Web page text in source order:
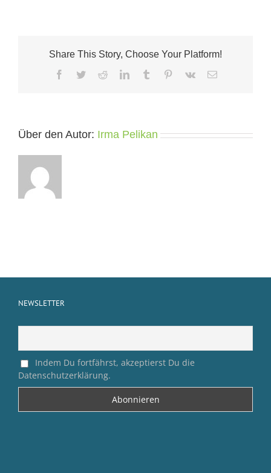
Share This Story, Choose Your Platform!
Facebook
TwitterRedditLinkedInTumblr Pinterest
Vk
E-
Über den Autor: Irma Pelikan
NEWSLETTER
Indem Du fortfährst, akzeptierst Du die
Datenschutzerklärung.